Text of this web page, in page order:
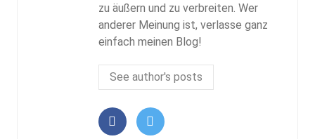
zu äußern und zu verbreiten. Wer
anderer Meinung ist, verlasse ganz
einfach meinen Blog!
See author's posts